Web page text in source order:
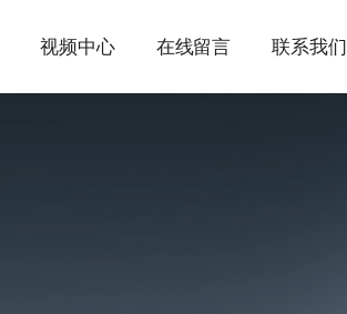
视频中心 在线留言 联系我们